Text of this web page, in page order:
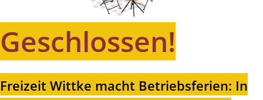
Geschlossen!
Freizeit Wittke macht Betriebsferien: In